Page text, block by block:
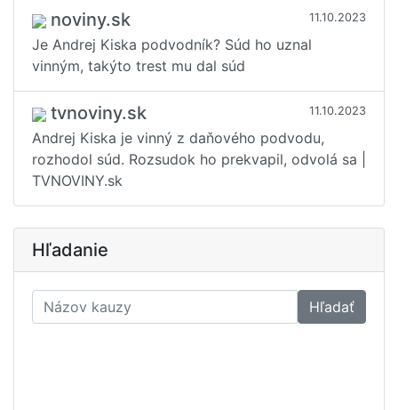
noviny.sk 11.10.2023
Je Andrej Kiska podvodník? Súd ho uznal
vinným, takýto trest mu dal súd
tvnoviny.sk 11.10.2023
Andrej Kiska je vinný z daňového podvodu,
rozhodol súd. Rozsudok ho prekvapil, odvolá sa |
TVNOVINY.sk
Hľadanie